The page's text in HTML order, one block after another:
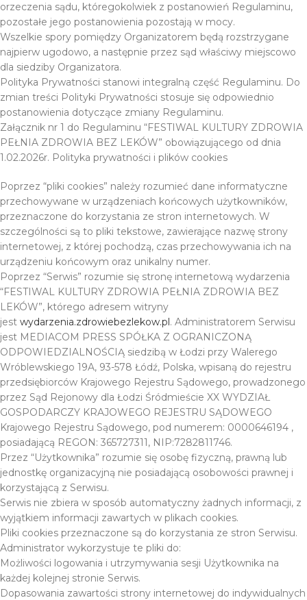
orzeczenia sądu, któregokolwiek z postanowień Regulaminu,
pozostałe jego postanowienia pozostają w mocy.
Wszelkie spory pomiędzy Organizatorem będą rozstrzygane
najpierw ugodowo, a następnie przez sąd właściwy miejscowo
dla siedziby Organizatora.
Polityka Prywatności stanowi integralną część Regulaminu. Do
zmian treści Polityki Prywatności stosuje się odpowiednio
postanowienia dotyczące zmiany Regulaminu.
Załącznik nr 1 do Regulaminu “FESTIWAL KULTURY ZDROWIA
PEŁNIA ZDROWIA BEZ LEKÓW” obowiązującego od dnia
1.02.2026r. Polityka prywatności i plików cookies
Poprzez “pliki cookies” należy rozumieć dane informatyczne
przechowywane w urządzeniach końcowych użytkowników,
przeznaczone do korzystania ze stron internetowych. W
szczególności są to pliki tekstowe, zawierające nazwę strony
internetowej, z której pochodzą, czas przechowywania ich na
urządzeniu końcowym oraz unikalny numer.
Poprzez “Serwis” rozumie się stronę internetową wydarzenia
“FESTIWAL KULTURY ZDROWIA PEŁNIA ZDROWIA BEZ
LEKÓW”, którego adresem witryny
jest wydarzenia.zdrowiebezlekow.pl. Administratorem Serwisu
jest MEDIACOM PRESS SPÓŁKA Z OGRANICZONĄ
ODPOWIEDZIALNOŚCIĄ siedzibą w Łodzi przy Walerego
Wróblewskiego 19A, 93-578 Łódź, Polska, wpisaną do rejestru
przedsiębiorców Krajowego Rejestru Sądowego, prowadzonego
przez Sąd Rejonowy dla Łodzi Śródmieście XX WYDZIAŁ
GOSPODARCZY KRAJOWEGO REJESTRU SĄDOWEGO
Krajowego Rejestru Sądowego, pod numerem: 0000646194 ,
posiadającą REGON: 365727311, NIP:7282811746.
Przez “Użytkownika” rozumie się osobę fizyczną, prawną lub
jednostkę organizacyjną nie posiadającą osobowości prawnej i
korzystającą z Serwisu.
Serwis nie zbiera w sposób automatyczny żadnych informacji, z
wyjątkiem informacji zawartych w plikach cookies.
Pliki cookies przeznaczone są do korzystania ze stron Serwisu.
Administrator wykorzystuje te pliki do:
Możliwości logowania i utrzymywania sesji Użytkownika na
każdej kolejnej stronie Serwis.
Dopasowania zawartości strony internetowej do indywidualnych